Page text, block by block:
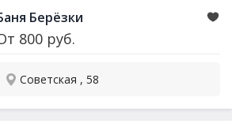
Берёзки
800 руб.
Советская , 58